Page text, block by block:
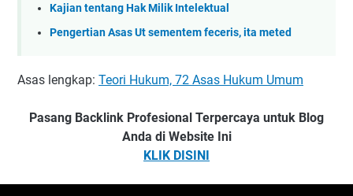
Kajian tentang Hak Milik Intelektual
Pengertian Asas Ut sementem feceris, ita meted
Asas lengkap: Teori Hukum, 72 Asas Hukum Umum
Pasang Backlink Profesional Terpercaya untuk Blog
Anda di Website Ini
KLIK DISINI